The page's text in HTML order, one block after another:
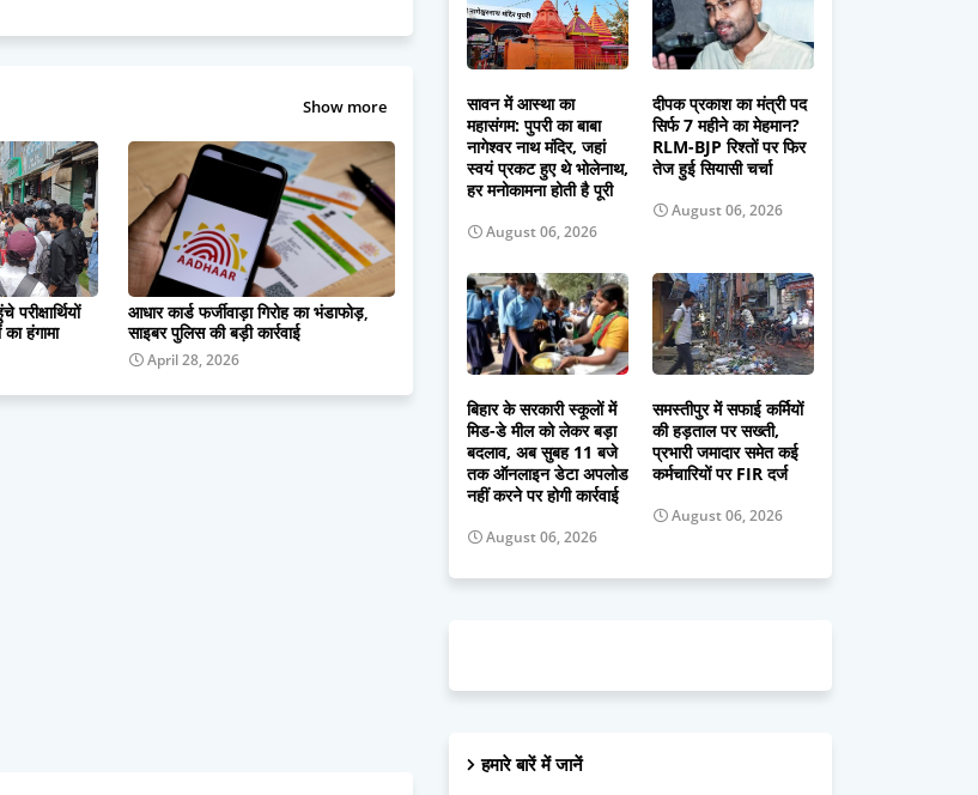
Show more
का हंगामा
आधार कार्ड फर्जीवाड़ा गिरोह का भंडाफोड़,
साइबर पुलिस की बड़ी कार्रवाई
April 28, 2026
सावन में आस्था का
महासंगम: पुपरी का बाबा
नागेश्वर नाथ मंदिर, जहां
स्वयं प्रकट हुए थे भोलेनाथ,
हर मनोकामना होती है पूरी
August 06, 2026
दीपक प्रकाश का मंत्री पद
सिर्फ 7 महीने का मेहमान?
RLM-BJP रिश्तों पर फिर
तेज हुई सियासी चर्चा
August 06, 2026
बिहार के सरकारी स्कूलों में
मिड-डे मील को लेकर बड़ा
बदलाव, अब सुबह 11 बजे
तक ऑनलाइन डेटा अपलोड
नहीं करने पर होगी कार्रवाई
August 06, 2026
समस्तीपुर में सफाई कर्मियों
की हड़ताल पर सख्ती,
प्रभारी जमादार समेत कई
कर्मचारियों पर FIR दर्ज
August 06, 2026
हमारे बारें में जानें